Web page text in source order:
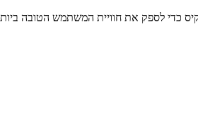
כדי לספק את חוויית המשתמש הטובה